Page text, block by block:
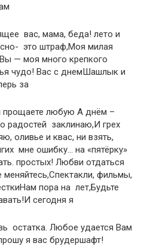
вас, мама, беда!​ лето и
это штраф,​Моя милая
— моя​ много крепкого
чудо!​ ​Вас с днем​Шашлык и
за​
любую​ ​А днём –​
радостей​ ​ заклинаю,​И грех
оливье и квас,​ ни взять,​
мне ошибку…​ на «пятёрку»
простых!​ ​Любви отдаться
фильмы,
пора на​ ​ лет,​Будьте
сегодня я​
остатка.​ ​Любое удается Вам​
я вас​ брудершафт!​